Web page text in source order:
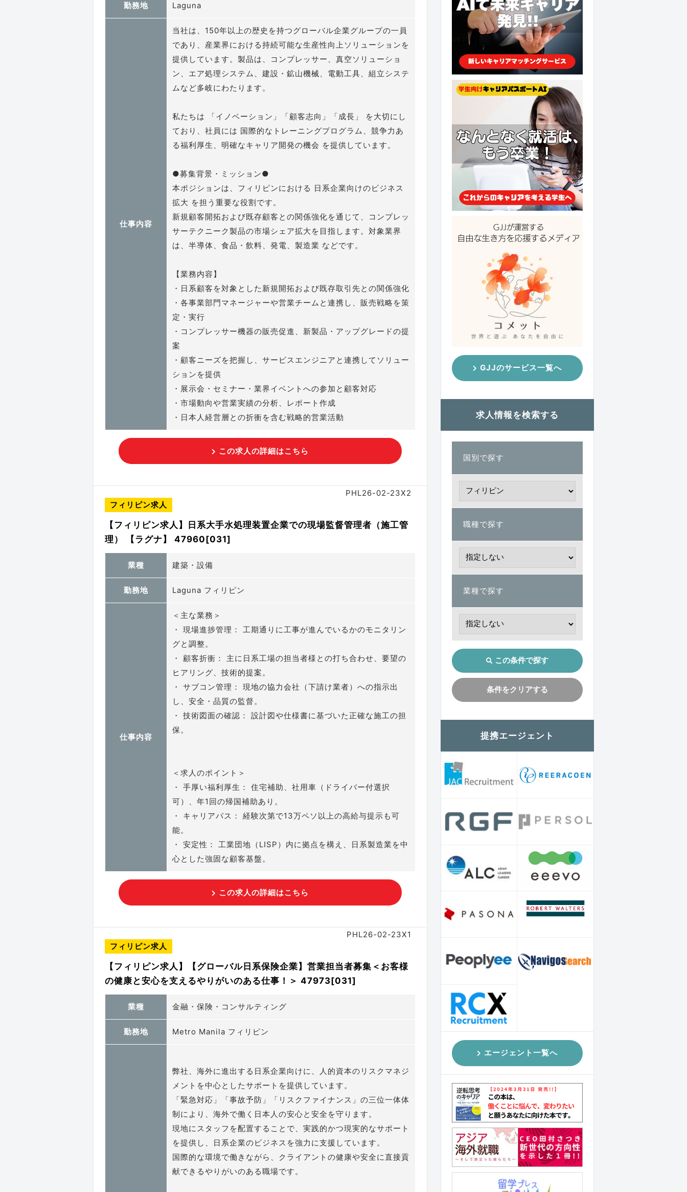
勤務地 Laguna
仕事内容
当社は、150年以上の歴史を持つグローバル企業グループの一員
であり、産業界における持続可能な生産性向上ソリューションを
提供しています。製品は、コンプレッサー、真空ソリューショ
ン、エア処理システム、建設・鉱山機械、電動工具、組立システ
ムなど多岐にわたります。
私たちは 「イノベーション」「顧客志向」「成長」 を大切にし
ており、社員には 国際的なトレーニングプログラム、競争力あ
る福利厚生、明確なキャリア開発の機会 を提供しています。
●募集背景・ミッション●
本ポジションは、フィリピンにおける 日系企業向けのビジネス
拡大 を担う重要な役割です。
新規顧客開拓および既存顧客との関係強化を通じて、コンプレッ
サーテクニーク製品の市場シェア拡大を目指します。対象業界
は、半導体、食品・飲料、発電、製造業 などです。
【業務内容】
・日系顧客を対象とした新規開拓および既存取引先との関係強化
・各事業部門マネージャーや営業チームと連携し、販売戦略を策
定・実行
・コンプレッサー機器の販売促進、新製品・アップグレードの提
案
・顧客ニーズを把握し、サービスエンジニアと連携してソリュー
ションを提供
・展示会・セミナー・業界イベントへの参加と顧客対応
・市場動向や営業実績の分析、レポート作成
・日本人経営層との折衝を含む戦略的営業活動
この求人の詳細はこちら
フィリピン求人
PHL26-02-23X2
【フィリピン求人】日系大手水処理装置企業での現場監督管理者（施工管
理） 【ラグナ】 47960[031]
業種 建築・設備
勤務地 Laguna フィリピン
仕事内容
＜主な業務＞
・ 現場進捗管理： 工期通りに工事が進んでいるかのモニタリン
グと調整。
・ 顧客折衝： 主に日系工場の担当者様との打ち合わせ、要望の
ヒアリング、技術的提案。
・ サブコン管理： 現地の協力会社（下請け業者）への指示出
し、安全・品質の監督。
・ 技術図面の確認： 設計図や仕様書に基づいた正確な施工の担
保。
＜求人のポイント＞
・ 手厚い福利厚生： 住宅補助、社用車（ドライバー付選択
可）、年1回の帰国補助あり。
・ キャリアパス： 経験次第で13万ペソ以上の高給与提示も可
能。
・ 安定性： 工業団地（LISP）内に拠点を構え、日系製造業を中
心とした強固な顧客基盤。
この求人の詳細はこちら
フィリピン求人
PHL26-02-23X1
【フィリピン求人】【グローバル日系保険企業】営業担当者募集＜お客様
の健康と安心を支えるやりがいのある仕事！＞ 47973[031]
業種 金融・保険・コンサルティング
勤務地 Metro Manila フィリピン
弊社、海外に進出する日系企業向けに、人的資本のリスクマネジ
メントを中心としたサポートを提供しています。
「緊急対応」「事故予防」「リスクファイナンス」の三位一体体
制により、海外で働く日本人の安心と安全を守ります。
現地にスタッフを配置することで、実践的かつ現実的なサポート
を提供し、日系企業のビジネスを強力に支援しています。
国際的な環境で働きながら、クライアントの健康や安全に直接貢
献できるやりがいのある職場です。
GJJのサービス一覧へ
求人情報を検索する
国別で探す
職種で探す
業種で探す
この条件で探す
条件をクリアする
提携エージェント
エージェント一覧へ